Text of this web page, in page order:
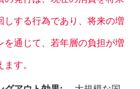
しする行為であり、将来の増
を通じて、若年層の負担が増
す。